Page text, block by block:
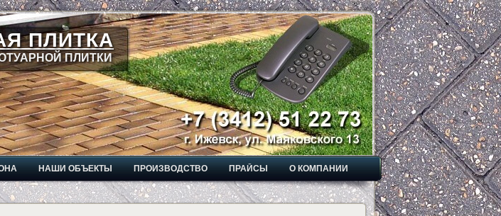
ПЛИТКА
ПЛИТКИ
НАШИ ОБЪЕКТЫ ПРОИЗВОДСТВО ПРАЙСЫ О КОМПАНИИ